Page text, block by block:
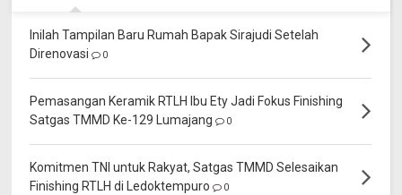
Inilah Tampilan Baru Rumah Bapak Sirajudi Setelah
Direnovasi
0
Pemasangan Keramik RTLH Ibu Ety Jadi Fokus Finishing
Satgas TMMD Ke-129 Lumajang
0
Komitmen TNI untuk Rakyat, Satgas TMMD Selesaikan
Finishing RTLH di Ledoktempuro
0